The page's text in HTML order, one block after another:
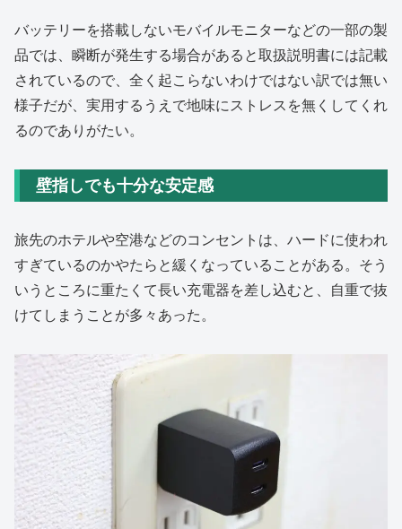
バッテリーを搭載しないモバイルモニターなどの一部の製
品では、瞬断が発生する場合があると取扱説明書には記載
されているので、全く起こらないわけではない訳では無い
様子だが、実用するうえで地味にストレスを無くしてくれ
るのでありがたい。
壁指しでも十分な安定感
旅先のホテルや空港などのコンセントは、ハードに使われ
すぎているのかやたらと緩くなっていることがある。そう
いうところに重たくて長い充電器を差し込むと、自重で抜
けてしまうことが多々あった。